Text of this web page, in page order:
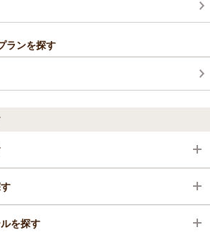
ランを探す
を探す